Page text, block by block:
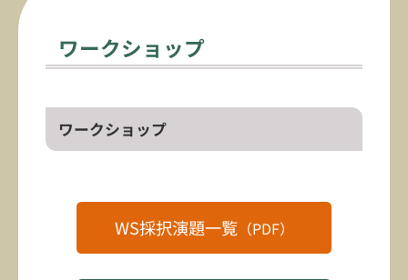
ワークショップ
ワークショップ
WS採択演題一覧（PDF）